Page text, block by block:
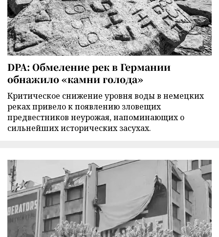
DPA: Обмеление рек в Германии
обнажило «камни голода»
Критическое снижение уровня воды в немецких
реках привело к появлению зловещих
предвестников неурожая, напоминающих о
сильнейших исторических засухах.